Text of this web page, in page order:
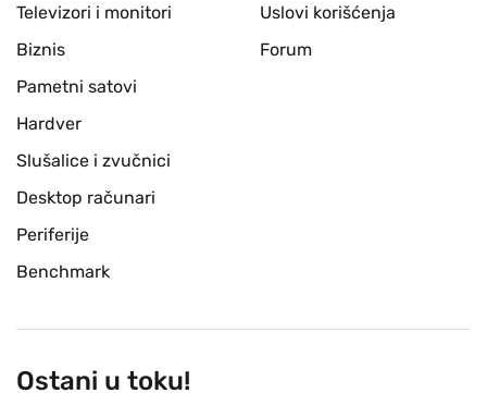
Televizori i monitori
Biznis
Pametni satovi
Hardver
Slušalice i zvučnici
Desktop računari
Periferije
Benchmark
Uslovi korišćenja
Forum
Ostani u toku!